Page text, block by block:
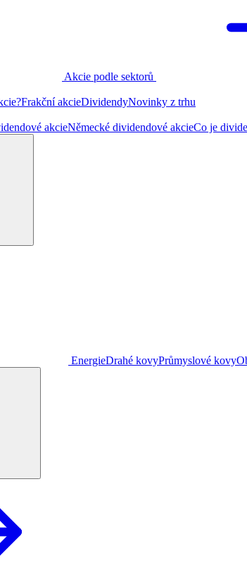
Akcie podle sektorů
Frakční akcieDividendyNovinky z trhu
akcieNěmecké dividendové akcieCo je
EnergieDrahé kovyPrůmyslové kovy